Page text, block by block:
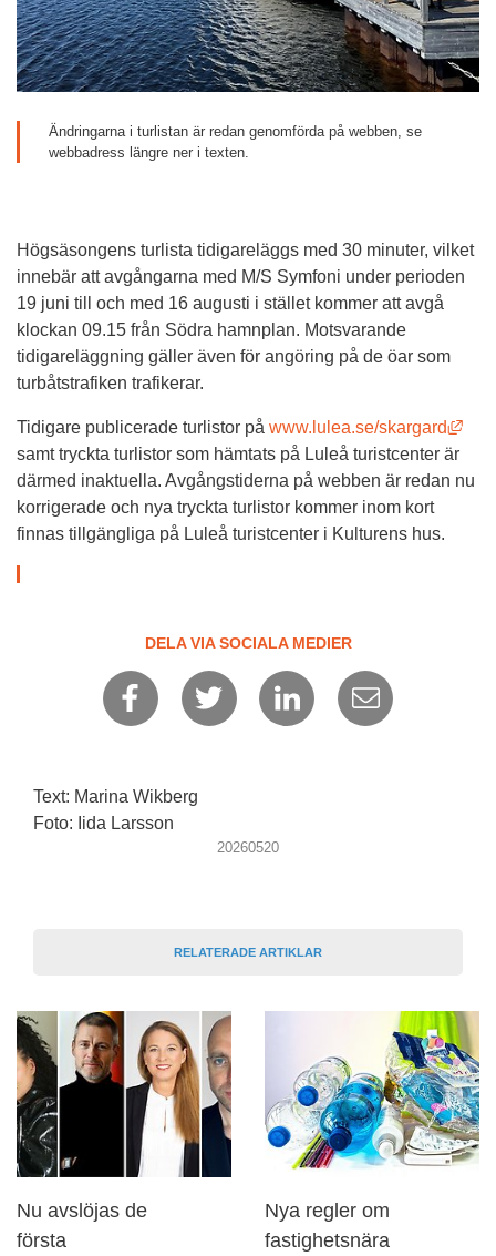
Ändringarna i turlistan är redan genomförda på webben, se
webbadress längre ner i texten.
Högsäsongens turlista tidigareläggs med 30 minuter, vilket
innebär att avgångarna med M/S Symfoni under perioden
19 juni till och med 16 augusti i stället kommer att avgå
klockan 09.15 från Södra hamnplan. Motsvarande
tidigareläggning gäller även för angöring på de öar som
turbåtstrafiken trafikerar.
Tidigare publicerade turlistor på www.lulea.se/skargard
samt tryckta turlistor som hämtats på Luleå turistcenter är
därmed inaktuella. Avgångstiderna på webben är redan nu
korrigerade och nya tryckta turlistor kommer inom kort
finnas tillgängliga på Luleå turistcenter i Kulturens hus.
DELA VIA SOCIALA MEDIER
Text: Marina Wikberg
Foto: Iida Larsson
20260520
RELATERADE ARTIKLAR
Nu avslöjas de
första
Nya regler om
fastighetsnära